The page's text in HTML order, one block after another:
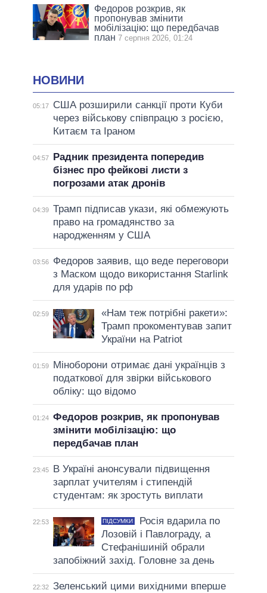
Федоров розкрив, як
пропонував змінити
мобілізацію: що передбачав
план 7 серпня 2026, 01:24
НОВИНИ
05:17
США розширили санкції проти Куби
через військову співпрацю з росією,
Китаєм та Іраном
04:57
Радник президента попередив
бізнес про фейкові листи з
погрозами атак дронів
04:39 Трамп підписав укази, які обмежують
право на громадянство за
народженням у США
03:56
Федоров заявив, що веде переговори
з Маском щодо використання Starlink
для ударів по рф
02:59
«Нам теж потрібні ракети»:
Трамп прокоментував запит
України на Patriot
01:59
Міноборони отримає дані українців з
податкової для звірки військового
обліку: що відомо
01:24 Федоров розкрив, як пропонував
змінити мобілізацію: що
передбачав план
23:45
В Україні анонсували підвищення
зарплат учителям і стипендій
студентам: як зростуть виплати
22:53 ПІДСУМКИ
Росія вдарила по
Лозовій і Павлограду, а
Стефанішиній обрали
запобіжний захід. Головне за день
22:32 Зеленський цими вихідними вперше